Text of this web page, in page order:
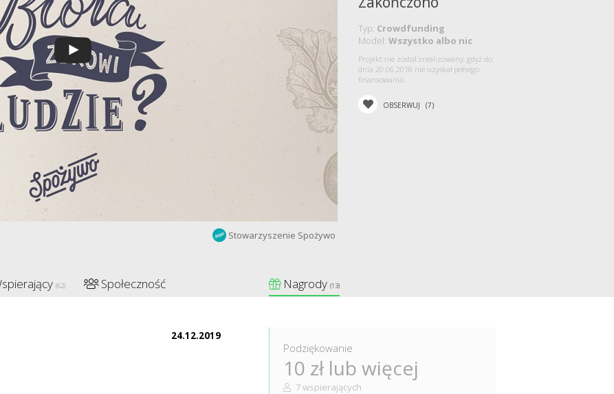
Stowarzyszenie Spożywo
Typ: Crowdfunding
Model: Wszystko albo nic
Projekt nie został zrealizowany, gdyż do
dnia 20.06.2018 nie uzyskał pełnego
finansowania.
OBSERWUJ (7)
(62) Społeczność
24.12.2019
Nagrody (13)
Podziękowanie
10 zł lub więcej
7 wspierających